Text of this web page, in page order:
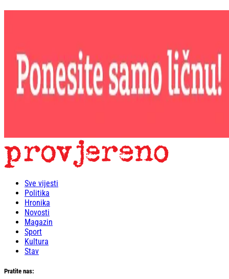
Sve vijesti
Politika
Hronika
Novosti
Magazin
Sport
Kultura
Stav
Pratite nas: